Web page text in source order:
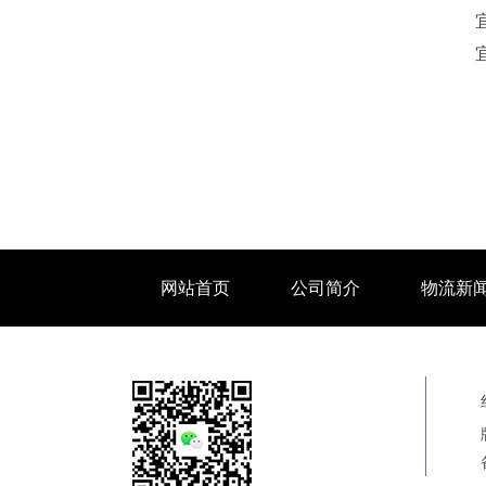
网站首页 公司简介 物流新